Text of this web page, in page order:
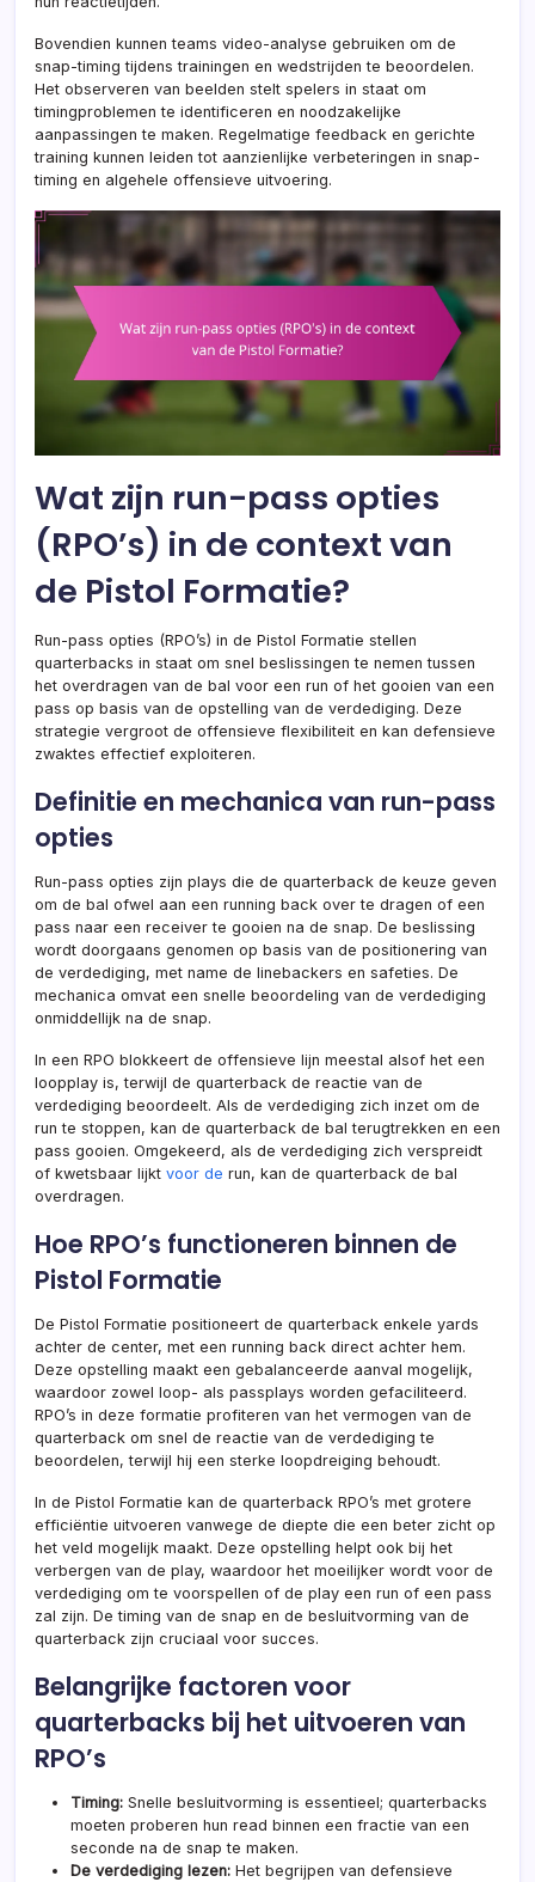
Bovendien kunnen teams video-analyse gebruiken om de
snap-timing tijdens trainingen en wedstrijden te beoordelen.
Het observeren van beelden stelt spelers in staat om
timingproblemen te identificeren en noodzakelijke
aanpassingen te maken. Regelmatige feedback en gerichte
training kunnen leiden tot aanzienlijke verbeteringen in snap-
timing en algehele offensieve uitvoering.
Wat zijn run-pass opties
(RPO’s) in de context van
de Pistol Formatie?
Run-pass opties (RPO’s) in de Pistol Formatie stellen
quarterbacks in staat om snel beslissingen te nemen tussen
het overdragen van de bal voor een run of het gooien van een
pass op basis van de opstelling van de verdediging. Deze
strategie vergroot de offensieve flexibiliteit en kan defensieve
zwaktes effectief exploiteren.
Definitie en mechanica van run-pass
opties
Run-pass opties zijn plays die de quarterback de keuze geven
om de bal ofwel aan een running back over te dragen of een
pass naar een receiver te gooien na de snap. De beslissing
wordt doorgaans genomen op basis van de positionering van
de verdediging, met name de linebackers en safeties. De
mechanica omvat een snelle beoordeling van de verdediging
onmiddellijk na de snap.
In een RPO blokkeert de offensieve lijn meestal alsof het een
loopplay is, terwijl de quarterback de reactie van de
verdediging beoordeelt. Als de verdediging zich inzet om de
run te stoppen, kan de quarterback de bal terugtrekken en een
pass gooien. Omgekeerd, als de verdediging zich verspreidt
of kwetsbaar lijkt voor de run, kan de quarterback de bal
overdragen.
Hoe RPO’s functioneren binnen de
Pistol Formatie
De Pistol Formatie positioneert de quarterback enkele yards
achter de center, met een running back direct achter hem.
Deze opstelling maakt een gebalanceerde aanval mogelijk,
waardoor zowel loop- als passplays worden gefaciliteerd.
RPO’s in deze formatie profiteren van het vermogen van de
quarterback om snel de reactie van de verdediging te
beoordelen, terwijl hij een sterke loopdreiging behoudt.
In de Pistol Formatie kan de quarterback RPO’s met grotere
efficiëntie uitvoeren vanwege de diepte die een beter zicht op
het veld mogelijk maakt. Deze opstelling helpt ook bij het
verbergen van de play, waardoor het moeilijker wordt voor de
verdediging om te voorspellen of de play een run of een pass
zal zijn. De timing van de snap en de besluitvorming van de
quarterback zijn cruciaal voor succes.
Belangrijke factoren voor
quarterbacks bij het uitvoeren van
RPO’s
Timing: Snelle besluitvorming is essentieel; quarterbacks
moeten proberen hun read binnen een fractie van een
seconde na de snap te maken.
De verdediging lezen: Het begrijpen van defensieve